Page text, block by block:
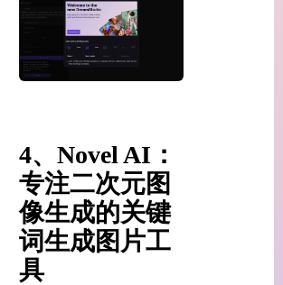
4、Novel AI：
专注二次元图
像生成的关键
词生成图片工
具